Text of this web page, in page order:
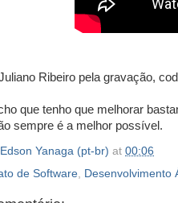
Ribeiro pela gravação,
que tenho que melhorar
sempre é a melhor possível.
Edson Yanaga (pt-br) at 00:06
de Software, Desenvolvimento